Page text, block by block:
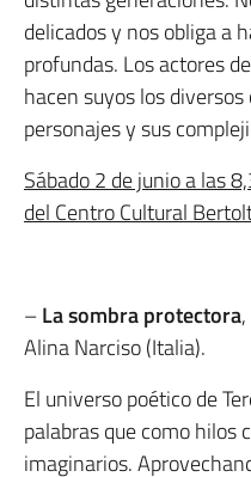
delicados y nos obliga a
profundas. Los actores
hacen suyos los
personajes y sus
Sábado 2 de junio a las
del Centro Cultural
–La sombra protectora
Alina Narciso (Italia).
El universo poético de
palabras que como hilos
imaginarios.